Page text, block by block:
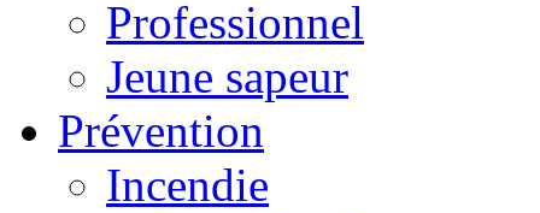
Professionnel
Jeune sapeur
Prévention
Incendie